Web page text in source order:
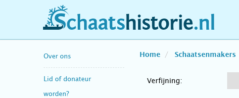
schaatshistorie.nl
Over ons
Lid of donateur
worden?
Home Schaatsenmakers
Verfijning: